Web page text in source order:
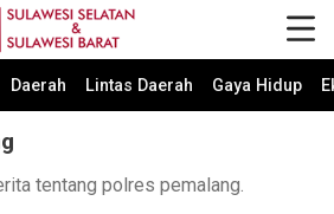
Daerah Lintas Daerah Gaya Hidup
tentang polres pemalang.